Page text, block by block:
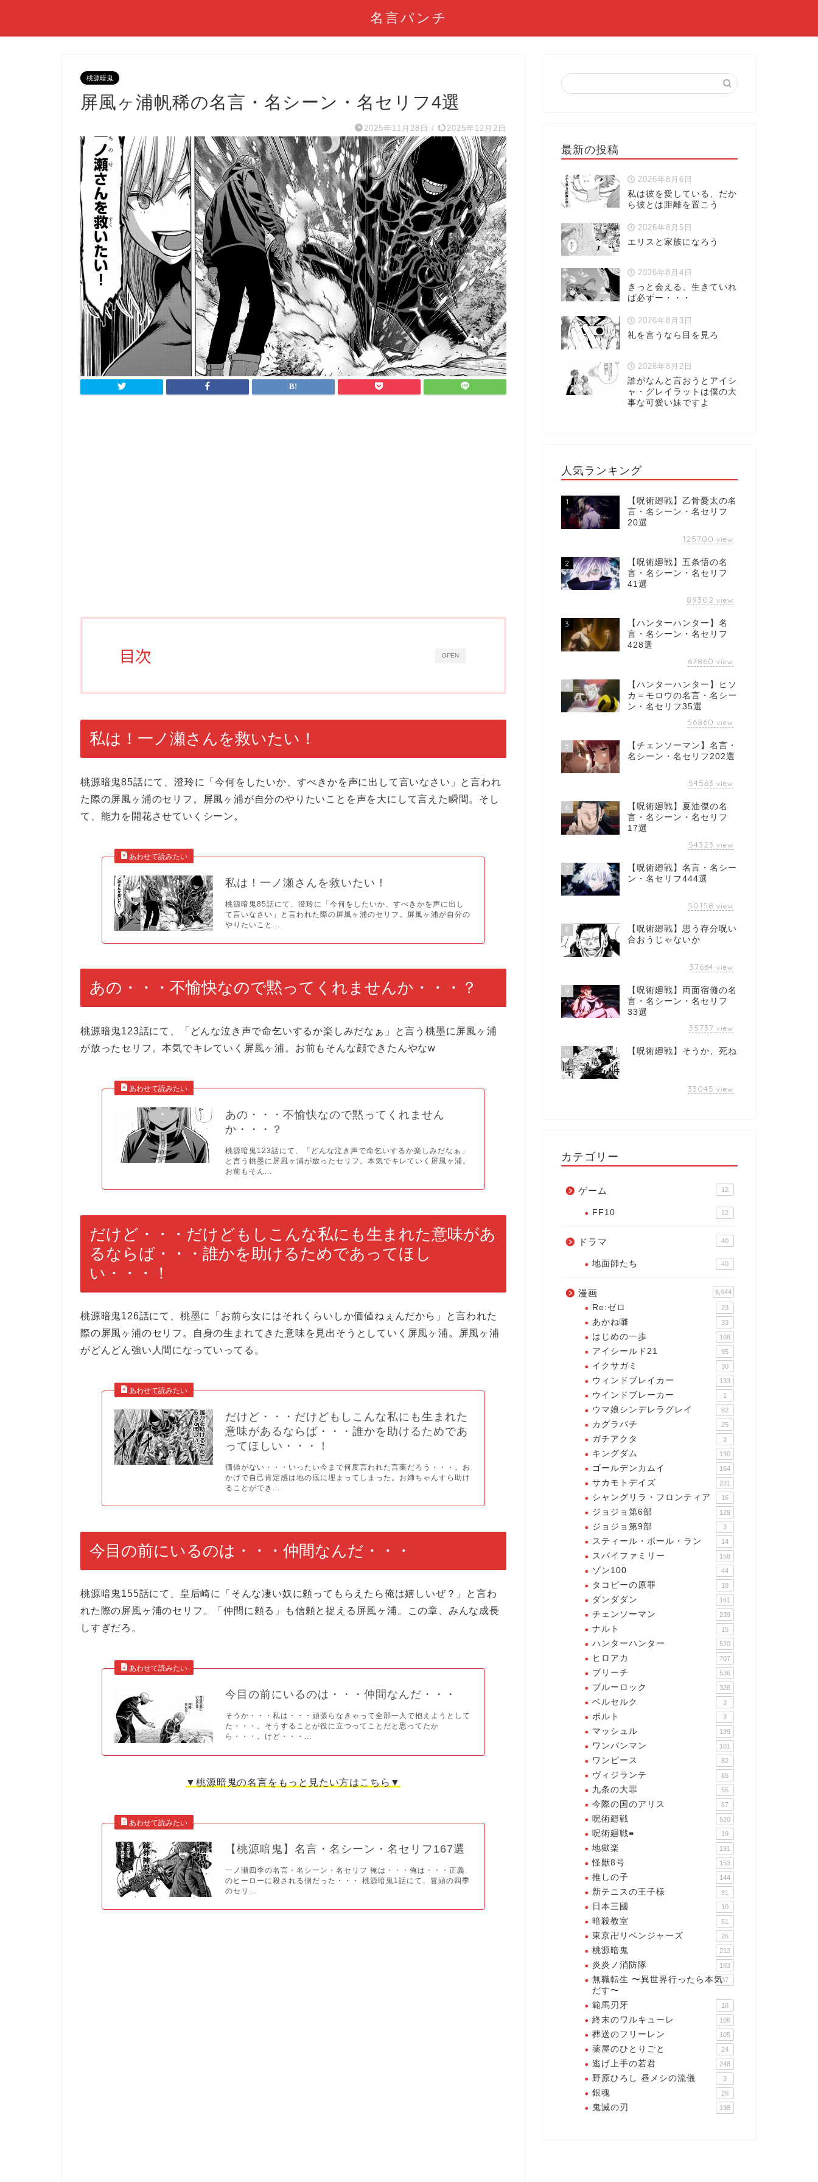
名言パンチ
桃源暗鬼
屏風ヶ浦帆稀の名言・名シーン・名セリフ4選
2025年11月28日 / 2025年12月2日
OPEN
目次
私は！一ノ瀬さんを救いたい！
桃源暗鬼85話にて、澄玲に「今何をしたいか、すべきかを声に出して言いなさい」と言われ
た際の屏風ヶ浦のセリフ。屏風ヶ浦が自分のやりたいことを声を大にして言えた瞬間。そし
て、能力を開花させていくシーン。
私は！一ノ瀬さんを救いたい！
桃源暗鬼85話にて、澄玲に「今何をしたいか、すべきかを声に出し
て言いなさい」と言われた際の屏風ヶ浦のセリフ。屏風ヶ浦が自分の
やりたいこと...
あの・・・不愉快なので黙ってくれませんか・・・？
桃源暗鬼123話にて、「どんな泣き声で命乞いするか楽しみだなぁ」と言う桃墨に屏風ヶ浦
が放ったセリフ。本気でキレていく屏風ヶ浦。お前もそんな顔できたんやなw
あの・・・不愉快なので黙ってくれません
か・・・？
桃源暗鬼123話にて、「どんな泣き声で命乞いするか楽しみだなぁ」
と言う桃墨に屏風ヶ浦が放ったセリフ。本気でキレていく屏風ヶ浦。
お前もそん...
だけど・・・だけどもしこんな私にも生まれた意味があ
るならば・・・誰かを助けるためであってほし
い・・・！
桃源暗鬼126話にて、桃墨に「お前ら女にはそれくらいしか価値ねぇんだから」と言われた
際の屏風ヶ浦のセリフ。自身の生まれてきた意味を見出そうとしていく屏風ヶ浦。屏風ヶ浦
がどんどん強い人間になっていってる。
だけど・・・だけどもしこんな私にも生まれた
意味があるならば・・・誰かを助けるためであ
ってほしい・・・！
価値がない・・・いったい今まで何度言われた言葉だろう・・・。お
かげで自己肯定感は地の底に埋まってしまった。お姉ちゃんすら助け
ることができ...
今目の前にいるのは・・・仲間なんだ・・・
桃源暗鬼155話にて、皇后崎に「そんな凄い奴に頼ってもらえたら俺は嬉しいぜ？」と言わ
れた際の屏風ヶ浦のセリフ。「仲間に頼る」も信頼と捉える屏風ヶ浦。この章、みんな成長
しすぎだろ。
今目の前にいるのは・・・仲間なんだ・・・
そうか・・・私は・・・頑張らなきゃって全部一人で抱えようとして
た・・・。そうすることが役に立つってことだと思ってたか
ら・・・。けど・・・...
▼桃源暗鬼の名言をもっと見たい方はこちら▼
【桃源暗鬼】名言・名シーン・名セリフ167選
一ノ瀬四季の名言・名シーン・名セリフ 俺は・・・俺は・・・正義
のヒーローに殺される側だった・・・ 桃源暗鬼1話にて、冒頭の四季
のセリ...
最新の投稿
2026年8月6日
私は彼を愛している、だか
ら彼とは距離を置こう
2026年8月5日
エリスと家族になろう
2026年8月4日
きっと会える、生きていれ
ば必ずー・・・
2026年8月3日
礼を言うなら目を見ろ
2026年8月2日
誰がなんと言おうとアイシ
ャ・グレイラットは僕の大
事な可愛い妹ですよ
人気ランキング
1
【呪術廻戦】乙骨憂太の名
言・名シーン・名セリフ
20選
125700 view
2
【呪術廻戦】五条悟の名
言・名シーン・名セリフ
41選
89302 view
3
【ハンターハンター】名
言・名シーン・名セリフ
428選
67860 view
4
【ハンターハンター】ヒソ
カ＝モロウの名言・名シー
ン・名セリフ35選
56860 view
5
【チェンソーマン】名言・
名シーン・名セリフ202選
54563 view
6
【呪術廻戦】夏油傑の名
言・名シーン・名セリフ
17選
54323 view
7
【呪術廻戦】名言・名シー
ン・名セリフ444選
50158 view
8
【呪術廻戦】思う存分呪い
合おうじゃないか
37664 view
9
【呪術廻戦】両面宿儺の名
言・名シーン・名セリフ
33選
35737 view
10 【呪術廻戦】そうか、死ね
33045 view
カテゴリー
ゲーム 12
FF10 12
ドラマ 40
地面師たち 40
漫画 6,944
Re:ゼロ 23
あかね囃 33
はじめの一歩 108
アイシールド21 95
イクサガミ 30
ウィンドブレイカー 133
ウインドブレーカー 1
ウマ娘シンデレラグレイ 82
カグラバチ 25
ガチアクタ 3
キングダム 190
ゴールデンカムイ 164
サカモトデイズ 231
シャングリラ・フロンティア 16
ジョジョ第6部 129
ジョジョ第9部 3
スティール・ボール・ラン 14
スパイファミリー 158
ゾン100 44
タコピーの原罪 18
ダンダダン 161
チェンソーマン 239
ナルト 15
ハンターハンター 520
ヒロアカ 707
ブリーチ 536
ブルーロック 326
ベルセルク 3
ボルト 3
マッシュル 199
ワンパンマン 101
ワンピース 82
ヴィジランテ 65
九条の大罪 55
今際の国のアリス 67
呪術廻戦 520
呪術廻戦≡ 19
地獄楽 191
怪獣8号 153
推しの子 144
新テニスの王子様 91
日本三國 10
暗殺教室 51
東京卍リベンジャーズ 26
桃源暗鬼 212
炎炎ノ消防隊 183
無職転生 〜異世界行ったら本気
だす〜
37
範馬刃牙 18
終末のワルキューレ 106
葬送のフリーレン 105
薬屋のひとりごと 24
逃げ上手の若君 248
野原ひろし 昼メシの流儀 3
銀魂 26
鬼滅の刃 198